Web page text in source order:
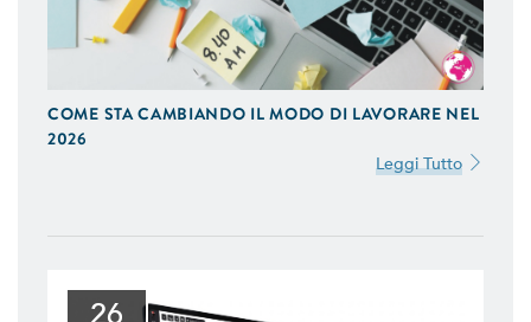
COME STA CAMBIANDO IL MODO DI LAVORARE NEL
2026
Leggi Tutto